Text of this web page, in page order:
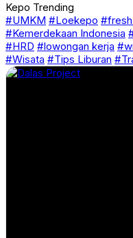
Kepo Trending
#UMKM #Loekepo
#Kemerdekaan Indonesia
#HRD #lowongan kerja
#Wisata #Tips Liburan